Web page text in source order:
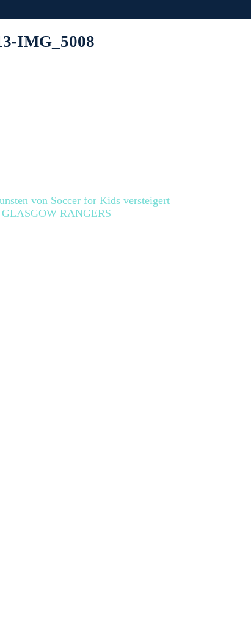
IMG_5008
von Soccer for Kids versteigert
RANGERS